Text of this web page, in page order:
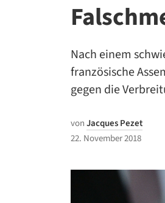
Nach einem
französische
gegen die
vonJacques Pezet
22. November 2018